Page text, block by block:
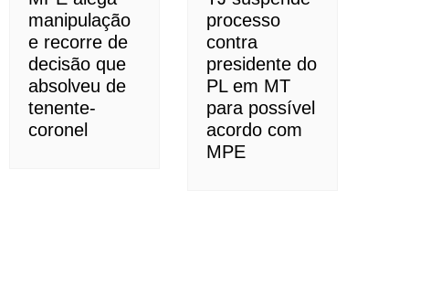
manipulação
e recorre de
decisão que
absolveu de
tenente-
coronel
processo
contra
presidente do
PL em MT
para possível
acordo com
MPE